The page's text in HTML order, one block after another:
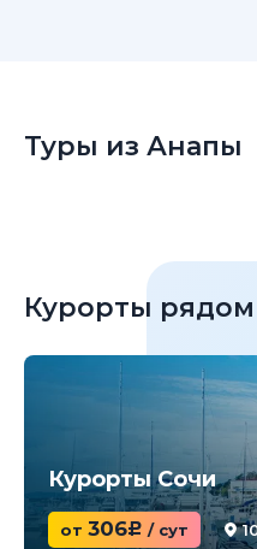
Туры из Анапы
Курорты рядом
Курорты Сочи
от 306c / сут